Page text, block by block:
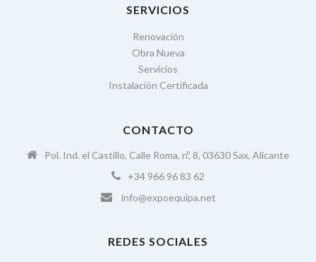
SERVICIOS
Renovación
Obra Nueva
Servicios
Instalación Certificada
CONTACTO
Pol. Ind. el Castillo, Calle Roma, nº, 8, 03630 Sax, Alicante
+34 966 96 83 62
info@expoequipa.net
REDES SOCIALES